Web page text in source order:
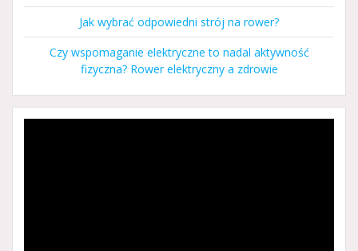
Jak wybrać odpowiedni strój na rower?
Czy wspomaganie elektryczne to nadal aktywność
fizyczna? Rower elektryczny a zdrowie